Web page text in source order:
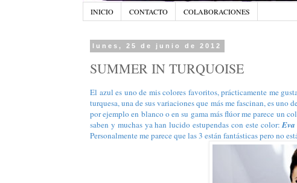
INICIO CONTACTO COLABORACIONES
lunes, 25 de junio de 2012
SUMMER IN TURQUOISE
El azul es uno de mis colores favoritos, prácticamente me
turquesa, una de sus variaciones que más me fascinan, es uno
por ejemplo en blanco o en su gama más flúor me parece un
saben y muchas ya han lucido estupendas con este color:Eva
Personalmente me parece que las 3 están fantásticas pero no